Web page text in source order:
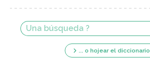
... o hojear el diccionario